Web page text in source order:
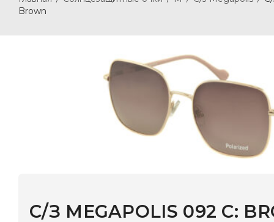
Brown
C/З MEGAPOLIS 092 С: BROWN
В наличиив 9 салонах Иркутска и Шелехова |